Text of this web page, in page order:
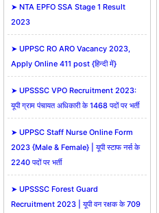
➤ NTA EPFO SSA Stage 1 Result
2023
➤ UPPSC RO ARO Vacancy 2023,
Apply Online 411 post {हिन्दी में}
➤ UPSSSC VPO Recruitment 2023:
यूपी ग्राम पंचायत अधिकारी के 1468 पदों पर भर्ती
➤ UPPSC Staff Nurse Online Form
2023 {Male & Female} | यूपी स्टाफ नर्स के
2240 पदों पर भर्ती
➤ UPSSSC Forest Guard
Recruitment 2023 | यूपी वन रक्षक के 709